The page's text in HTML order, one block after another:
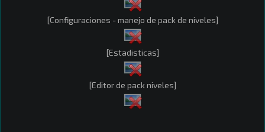
[Configuraciones - manejo de pack de niveles]
[Estadisticas]
[Editor de pack niveles]